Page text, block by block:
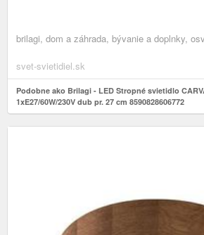
brilagi, dom a záhrada, bývanie a doplnky,
svet-svietidiel.sk
Podobne ako Brilagi - LED Stropné svietidlo
1xE27/60W/230V dub pr. 27 cm 8590828606772